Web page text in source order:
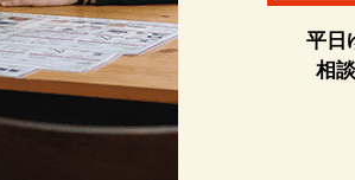
平日
相